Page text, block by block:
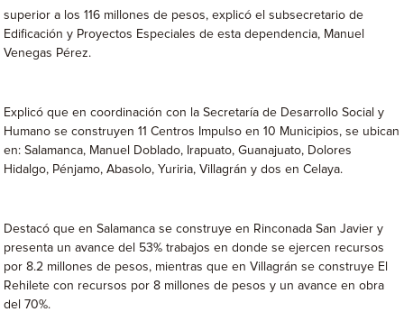
superior a los 116 millones de pesos, explicó el subsecretario de
Edificación y Proyectos Especiales de esta dependencia, Manuel
Venegas Pérez.
Explicó que en coordinación con la Secretaría de Desarrollo Social y
Humano se construyen 11 Centros Impulso en 10 Municipios, se ubican
en: Salamanca, Manuel Doblado, Irapuato, Guanajuato, Dolores
Hidalgo, Pénjamo, Abasolo, Yuriria, Villagrán y dos en Celaya.
Destacó que en Salamanca se construye en Rinconada San Javier y
presenta un avance del 53% trabajos en donde se ejercen recursos
por 8.2 millones de pesos, mientras que en Villagrán se construye El
Rehilete con recursos por 8 millones de pesos y un avance en obra
del 70%.